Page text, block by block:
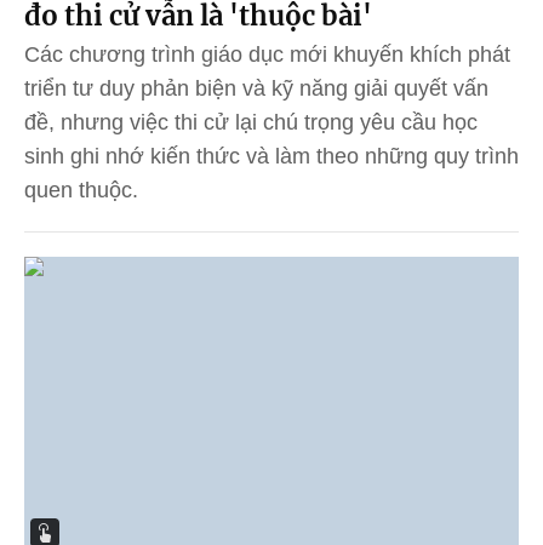
đo thi cử vẫn là 'thuộc bài'
Các chương trình giáo dục mới khuyến khích phát
triển tư duy phản biện và kỹ năng giải quyết vấn
đề, nhưng việc thi cử lại chú trọng yêu cầu học
sinh ghi nhớ kiến thức và làm theo những quy trình
quen thuộc.